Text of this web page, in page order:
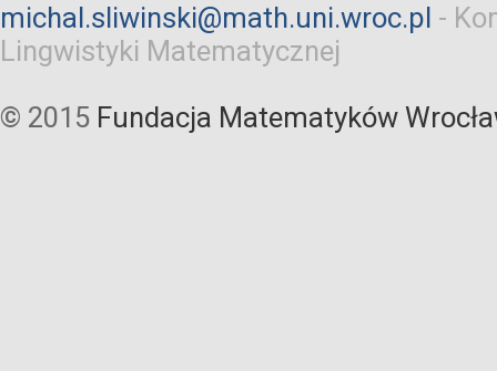
michal.sliwinski@math.uni.wroc.pl -
Lingwistyki Matematycznej
© 2015 Fundacja Matematyków